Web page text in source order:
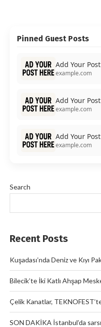
Pinned Guest Posts
Add Your
example.com
Add Your
example.com
Add Your
example.com
Search
Recent Posts
Kuşadası’nda Deniz ve Kıyı
Bilecik’te İki Katlı Ahşap
Çelik Kanatlar,
SON DAKİKA İstanbul’da